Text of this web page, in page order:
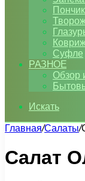
Суфле
РАЗНОЕ
Обзор
Искать
Главная/Салаты/
Салат